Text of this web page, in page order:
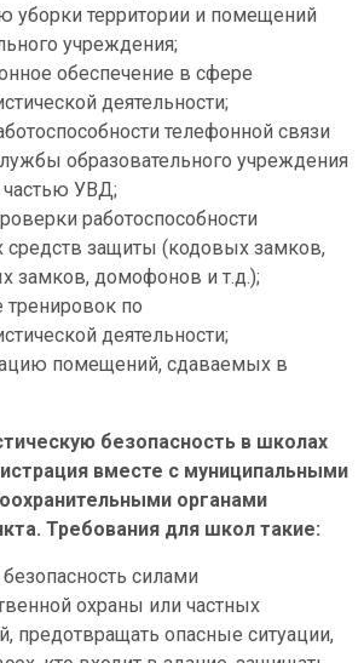
уборки территории и помещений
учреждения;
обеспечение в сфере
деятельности;
телефонной связи
образовательного учреждения
УВД;
работоспособности
средств защиты (кодовых замков,
замков, домофонов и т.д.);
тренировок по
деятельности;
помещений, сдаваемых в
безопасность в школах
вместе с муниципальными
органами
Требования для школ такие:
силами
охраны или частных
предотвращать опасные ситуации,